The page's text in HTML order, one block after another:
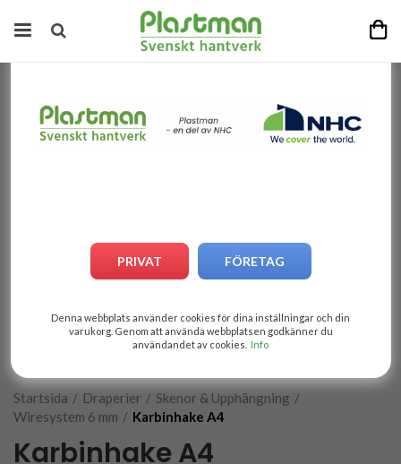
PRIVAT FÖRETAG
Denna webbplats använder cookies för dina inställningar och din
varukorg. Genom att använda webbplatsen godkänner du
användandet av cookies. Info
3
Startsida / Draperier / Skenor & Upphängning /
Wiresystem 6 mm / Karbinhake A4
Karbinhake A4